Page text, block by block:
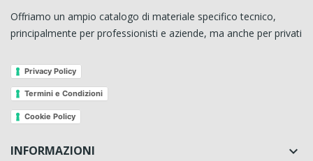
Offriamo un ampio catalogo di materiale specifico tecnico,
principalmente per professionisti e aziende, ma anche per privati
Privacy Policy
Termini e Condizioni
Cookie Policy
INFORMAZIONI 